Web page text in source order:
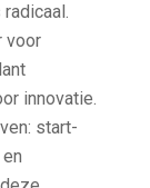
voor
innovatie.
start-